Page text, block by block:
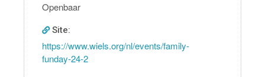
Openbaar
Site:
https://www.wiels.org/nl/events/family-
funday-24-2